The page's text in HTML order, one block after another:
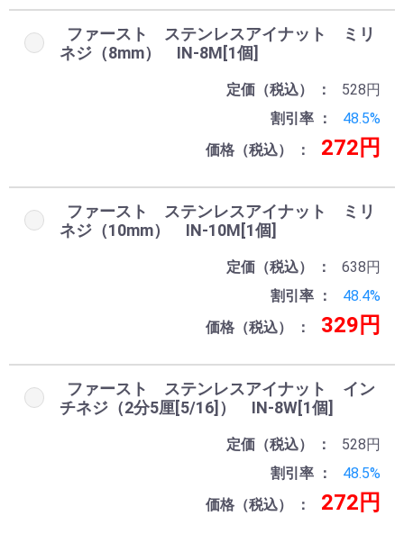
ファースト ステンレスアイナット ミリ
ネジ（8mm） IN-8M[1個]
定価（税込）
528円
割引率
48.5%
価格（税込）
272円
ファースト ステンレスアイナット ミリ
ネジ（10mm） IN-10M[1個]
定価（税込）
638円
割引率
48.4%
価格（税込）
329円
ファースト ステンレスアイナット イン
チネジ（2分5厘[5/16]） IN-8W[1個]
定価（税込）
528円
割引率
48.5%
価格（税込）
272円